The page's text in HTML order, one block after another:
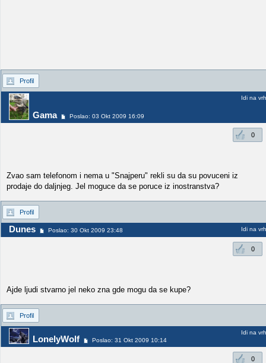
Profil
Gama Poslao: 03 Okt 2009 16:09
Idi na vrh
0
Zvao sam telefonom i nema u "Snajperu" rekli su da su povuceni iz
prodaje do daljnjeg. Jel moguce da se poruce iz inostranstva?
Profil
Dunes Poslao: 30 Okt 2009 23:48 Idi na vrh
0
Ajde ljudi stvarno jel neko zna gde mogu da se kupe?
Profil
LonelyWolf Poslao: 31 Okt 2009 10:14
Idi na vrh
0